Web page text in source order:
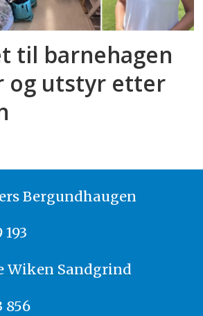
til barnehagen
og utstyr etter
Bergundhaugen
Wiken Sandgrind
856